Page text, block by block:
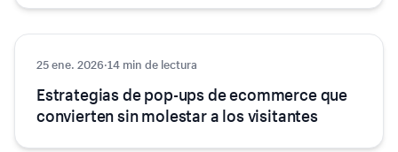
Consejos y trucos
25 ene. 2026·14 min de lectura
Estrategias de pop-ups de ecommerce que
convierten sin molestar a los visitantes